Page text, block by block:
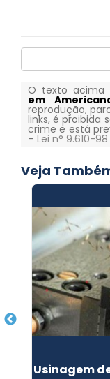
O texto acima
em
reprodução,
links, é proibida
crime e está
– Lei n° 9.610-
Veja
Usinagem